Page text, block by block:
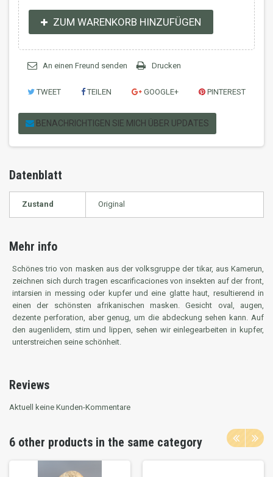
ZUM WARENKORB HINZUFÜGEN
An einen Freund senden Drucken
TWEET TEILEN GOOGLE+ PINTEREST
BENACHRICHTIGEN SIE MICH ÜBER UPDATES
Datenblatt
Zustand Original
Mehr info
Schönes trio von masken aus der volksgruppe dertikar, aus Kamerun,
zeichnen sich durch tragen escarificaciones von insekten auf der front,
intarsien in messing oder kupfer und eine glatte haut, resultierend in
einen der schönsten afrikanischen masken. Gesicht oval, augen,
dezente perforation, aber genug, um die abdeckung sehen kann. Auf
den augenlidern, stirn und lippen, sehen wir einlegearbeiten in kupfer,
unterstreichen seine schönheit.
Reviews
Aktuell keine Kunden-Kommentare
6 other products in the same category